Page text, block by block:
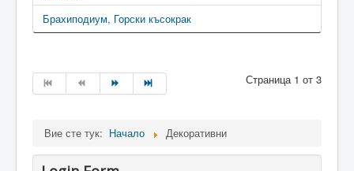
Брахиподиум, Горски късокрак
Страница 1 от 3
Вие сте тук: Начало Декоративни